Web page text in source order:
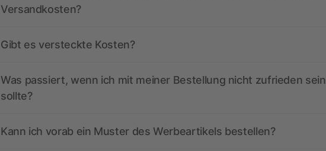
Versandkosten?
Gibt es versteckte Kosten?
Was passiert, wenn ich mit meiner Bestellung nicht zufrieden sein
sollte?
Kann ich vorab ein Muster des Werbeartikels bestellen?